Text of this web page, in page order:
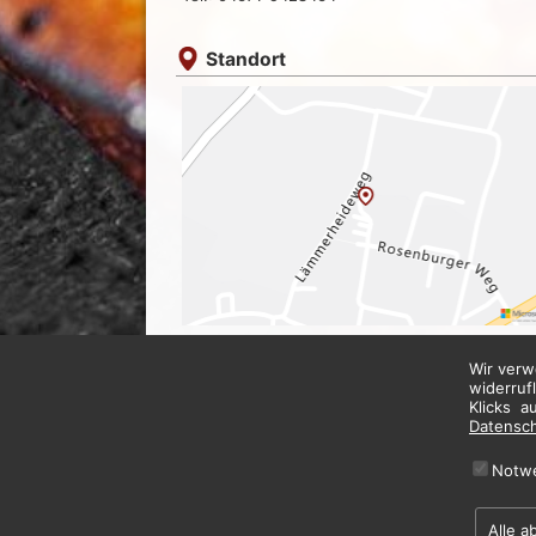
Standort
Wir
Klicks
Alle